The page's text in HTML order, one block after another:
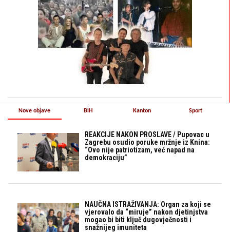
Nove objave
REAKCIJE NAKON PROSLAVE / Pupovac u
Zagrebu osudio poruke mržnje iz Knina:
“Ovo nije patriotizam, već napad na
demokraciju”
NAUČNA ISTRAŽIVANJA: Organ za koji se
vjerovalo da “miruje” nakon djetinjstva
mogao bi biti ključ dugovječnosti i
snažnijeg imuniteta
BiH Kanton Sport